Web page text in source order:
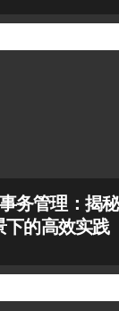
务管理：揭
下的高效实践